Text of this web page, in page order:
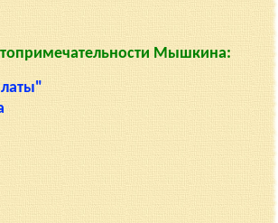
Мышкина: